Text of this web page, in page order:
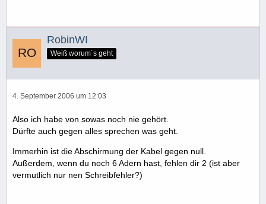
RobinWI
Weiß worum´s geht
4. September 2006 um 12:03
Also ich habe von sowas noch nie gehört.
Dürfte auch gegen alles sprechen was geht.
Immerhin ist die Abschirmung der Kabel gegen null.
Außerdem, wenn du noch 6 Adern hast, fehlen dir 2 (ist aber
vermutlich nur nen Schreibfehler?)